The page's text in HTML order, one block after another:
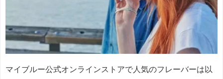
マイブルー公式オンラインストアで人気のフレーバーは以